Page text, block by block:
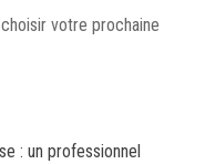
votre prochaine
: un professionnel